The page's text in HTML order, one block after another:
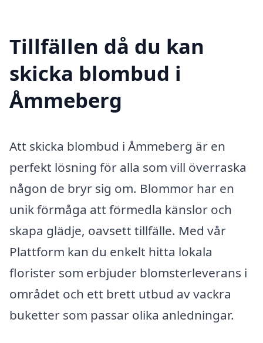
Tillfällen då du kan
skicka blombud i
Åmmeberg
Att skicka blombud i Åmmeberg är en
perfekt lösning för alla som vill överraska
någon de bryr sig om. Blommor har en
unik förmåga att förmedla känslor och
skapa glädje, oavsett tillfälle. Med vår
Plattform kan du enkelt hitta lokala
florister som erbjuder blomsterleverans i
området och ett brett utbud av vackra
buketter som passar olika anledningar.